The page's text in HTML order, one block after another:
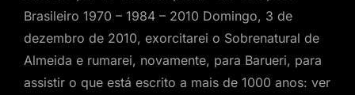
Brasileiro 1970 – 1984 – 2010 Domingo, 3 de
dezembro de 2010, exorcitarei o Sobrenatural de
Almeida e rumarei, novamente, para Barueri, para
assistir o que está escrito a mais de 1000 anos: ver